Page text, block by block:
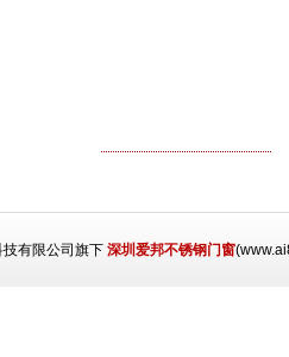
技有限公司旗下深圳爱邦不锈钢门窗